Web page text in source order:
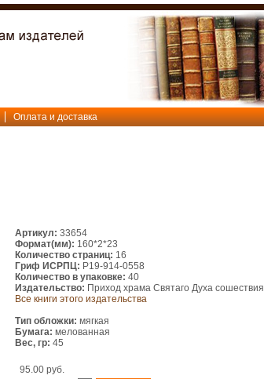
Оплата и доставка
Артикул: 33654
Формат(мм): 160*2*23
Количество страниц: 16
Гриф ИСРПЦ: Р19-914-0558
Количество в упаковке: 40
Издательство: Приход храма Святаго Духа сошествия
Все книги этого издательства
Тип обложки: мягкая
Бумага: мелованная
Вес, гр: 45
95.00 руб.